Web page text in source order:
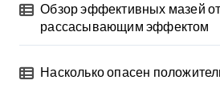
Обзор эффективных мазей
рассасывающим эффектом
Насколько опасен